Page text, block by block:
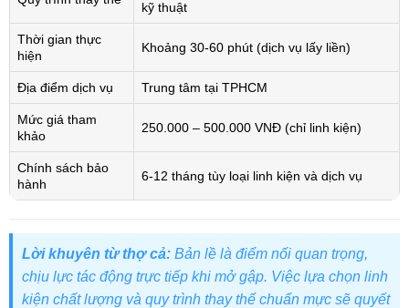
kỹ thuật
Thời gian thực
hiện
Khoảng 30-60 phút (dịch vụ lấy liền)
Địa điểm dịch vụ Trung tâm tại TPHCM
Mức giá tham
khảo
250.000 – 500.000 VNĐ (chỉ linh kiện)
Chính sách bảo
hành
6-12 tháng tùy loại linh kiện và dịch vụ
Lời khuyên từ thợ cả:Bản lề là điểm nối quan trọng,
chịu lực tác động trực tiếp khi mở gập. Việc lựa chọn linh
kiện chất lượng và quy trình thay thế chuẩn mực sẽ quyết